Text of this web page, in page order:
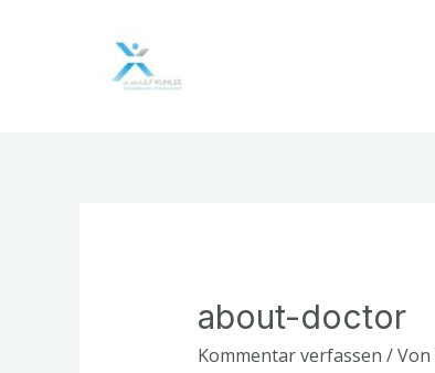
about-doctor
Kommentar verfassen / Von